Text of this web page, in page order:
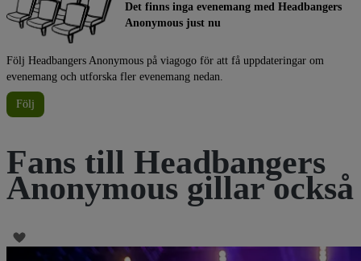
Det finns inga evenemang med Headbangers
Anonymous just nu
Följ Headbangers Anonymous på viagogo för att få uppdateringar om
evenemang och utforska fler evenemang nedan.
Följ
Fans till Headbangers
Anonymous gillar också